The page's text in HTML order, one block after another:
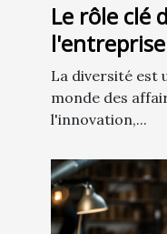
Le rôle clé
l'entreprise
La diversité est
monde des
l'innovation,...